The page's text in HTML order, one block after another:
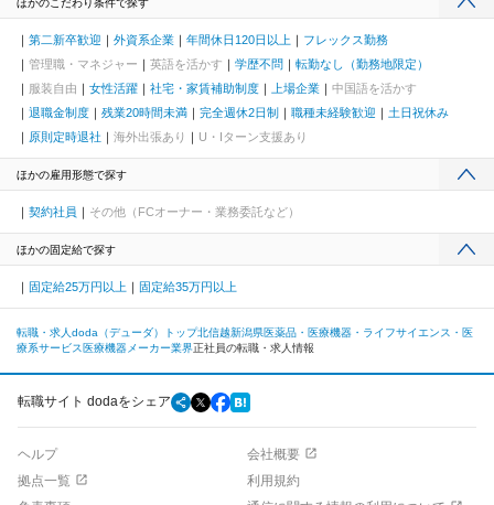
ほかのこだわり条件で探す
第二新卒歓迎 外資系企業 年間休日120日以上
フレックス勤務
管理職・マネジャー
英語を活かす 学歴不問
転勤なし（勤務地限定）
服装自由
女性活躍 社宅・家賃補助制度 上場企業
中国語を活かす
退職金制度
残業20時間未満 完全週休2日制 職種未経験歓迎
土日祝休み
原則定時退社
海外出張あり U・Iターン支援あり
ほかの雇用形態で探す
契約社員 その他（FCオーナー・業務委託など）
ほかの固定給で探す
固定給25万円以上 固定給35万円以上
転職・求人doda（デューダ）トップ北信越新潟県医薬品・医療機器・ライフサイエンス・医
療系サービス 医療機器メーカー業界正社員の転職・求人情報
転職サイト dodaをシェア
ヘルプ
会社概要
拠点一覧
利用規約